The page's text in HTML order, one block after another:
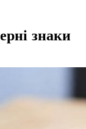
знаки